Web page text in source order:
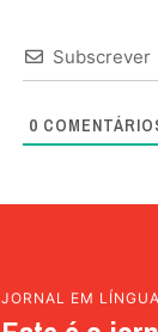
Subscrever
0
JORNAL EM